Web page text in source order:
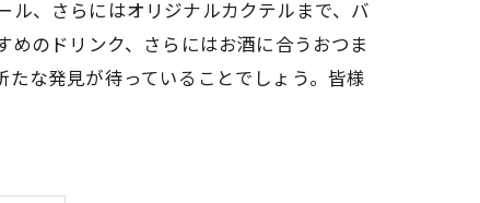
ル、さらにはオリジナルカクテルまで、バ
のドリンク、さらにはお酒に合うおつま
な発見が待っていることでしょう。皆様